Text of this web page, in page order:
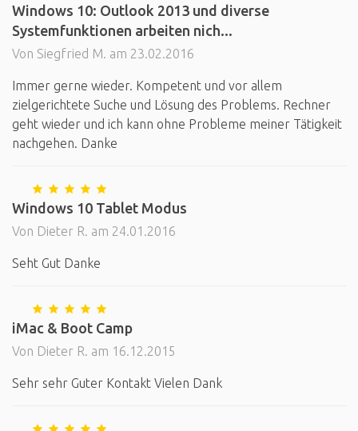
Windows 10: Outlook 2013 und diverse
Systemfunktionen arbeiten nich...
Von Siegfried M. am 23.02.2016
Immer gerne wieder. Kompetent und vor allem
zielgerichtete Suche und Lösung des Problems. Rechner
geht wieder und ich kann ohne Probleme meiner Tätigkeit
nachgehen. Danke
Windows 10 Tablet Modus
Von Dieter R. am 24.01.2016
Seht Gut Danke
iMac & Boot Camp
Von Dieter R. am 16.12.2015
Sehr sehr Guter Kontakt Vielen Dank